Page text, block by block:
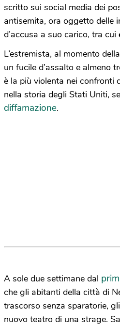
scritto sui social media dei
antisemita, ora oggetto delle
d’accusa a suo carico, tra cui
L’estremista, al momento
un fucile d’assalto e almeno
è la più violenta nei confronti
nella storia degli Stati Uniti,
diffamazione.
A sole due settimane dal
che gli abitanti della città di
trascorso senza sparatorie, gli
nuovo teatro di una strage.